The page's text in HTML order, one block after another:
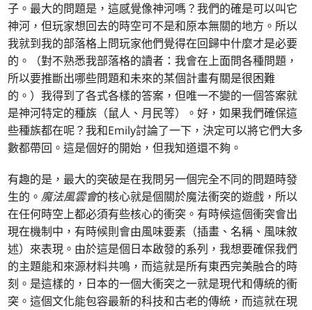
子。最大的問題是，這感覺像神河嗎？我們的確是可以叫它
神河，但玩家想回去的時空可不是和原本無關的地方。所以
我就到我的部落格上問玩家他們覺得在回歸中什麼才是必要
的。（對不熟悉我部落格的讀者：我會在上面問各種問題，
所以要推斷出哪些問題和未來的某個計畫有關是很困難
的。）我得到了各式各樣的答案，但唯一不變的一個答案就
是神河特定的種族（鼠人、月民等）。好，如果我們確保這
些種族都在呢？我和Emily討論了一下，決定可以將它們大多
數都帶回。這是個好的開始，但我知道還不夠。
有趣的是，最大的突破是在我問另一個完全不同的問題時發
生的。 魔法風雲會的核心就是個關於魔法衝突的遊戲，所以
在任何時空上都必須有些核心的衝突。有時候這個衝突會出
現在機制中，有時候則會由風味要素（插畫、名稱、風味敘
述）來表現。由於這是個日本啟發的系列，我想要確保我們
的主題能和來源材料共鳴，而這就是所有東西完美融合的時
刻。是這樣的，日本的一個大衝突之一就是現代和傳統的衝
突。這個文化能包容最新的科技和古老的傳統，而這就在現